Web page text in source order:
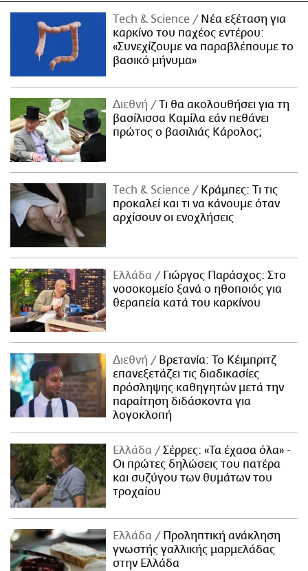
Τech & Science
Νέα εξέταση για
καρκίνο του παχέος εντέρου:
«Συνεχίζουμε να παραβλέπουμε το
βασικό μήνυμα»
Διεθνή
Τι θα ακολουθήσει για τη
βασίλισσα Καμίλα εάν πεθάνει
πρώτος ο βασιλιάς Κάρολος;
Τech & Science
Κράμπες: Τι τις
προκαλεί και τι να κάνουμε όταν
αρχίσουν οι ενοχλήσεις
Ελλάδα
Γιώργος Παράσχος: Στο
νοσοκομείο ξανά ο ηθοποιός για
θεραπεία κατά του καρκίνου
Διεθνή
Βρετανία: Το Κέιμπριτζ
επανεξετάζει τις διαδικασίες
πρόσληψης καθηγητών μετά την
παραίτηση διδάσκοντα για
λογοκλοπή
Ελλάδα
Σέρρες: «Τα έχασα όλα» -
Οι πρώτες δηλώσεις του πατέρα
και συζύγου των θυμάτων του
τροχαίου
Ελλάδα
Προληπτική ανάκληση
γνωστής γαλλικής μαρμελάδας
στην Ελλάδα